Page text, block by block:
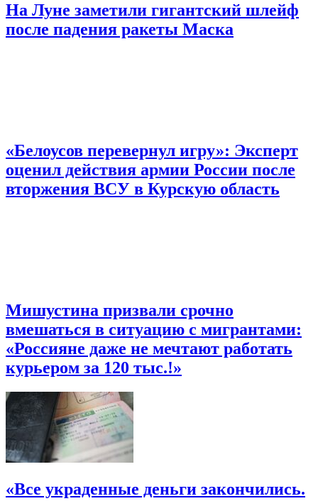
На Луне заметили гигантский шлейф
после падения ракеты Маска
«Белоусов перевернул игру»: Эксперт
оценил действия армии России после
вторжения ВСУ в Курскую область
Мишустина призвали срочно
вмешаться в ситуацию с мигрантами:
«Россияне даже не мечтают работать
курьером за 120 тыс.!»
«Все украденные деньги закончились.